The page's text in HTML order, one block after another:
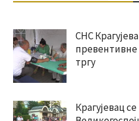
СНС
тргу
Крагујевац